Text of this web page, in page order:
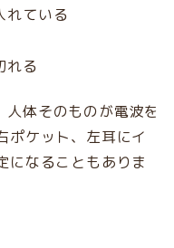
れている
れる
体そのものが電波を
ポケット、左耳にイ
になることもありま